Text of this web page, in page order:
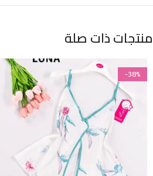
منتجات ذات صلة
-38%